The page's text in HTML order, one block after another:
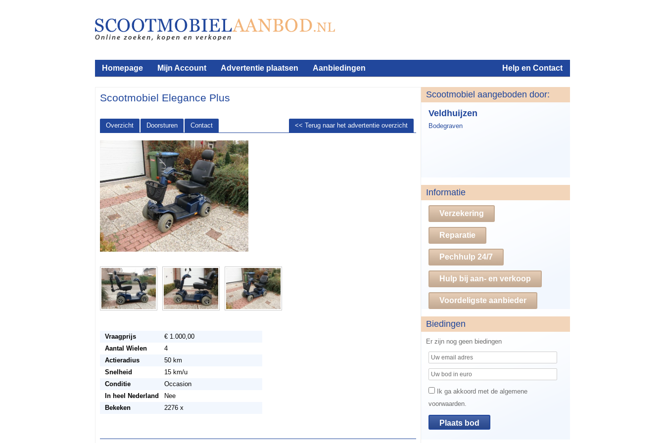
Homepage Mijn Account Advertentie plaatsen Aanbiedingen Help en Contact
Scootmobiel Elegance Plus
Overzicht Doorsturen Contact << Terug naar het advertentie overzicht
Vraagprijs
€ 1.000,00
Aantal Wielen
4
Actieradius
50 km
Snelheid
15 km/u
Conditie
Occasion
In heel Nederland
Nee
Bekeken
2276 x
Scootmobiel aangeboden door:
Veldhuijzen
Bodegraven
Informatie
Verzekering
Reparatie
Pechhulp 24/7
Hulp bij aan- en verkoop
Voordeligste aanbieder
Biedingen
Er zijn nog geen biedingen
Ik ga akkoord met de algemene
voorwaarden.